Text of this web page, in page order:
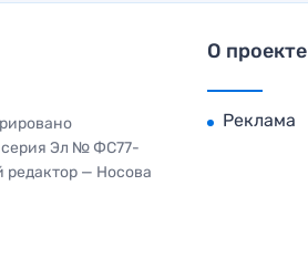
серия Эл № ФС77-
редактор — Носова
О проекте
Реклама